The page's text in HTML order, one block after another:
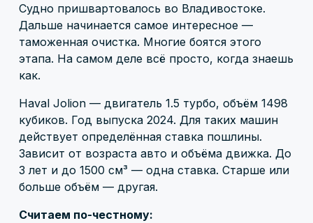
Судно пришвартовалось во Владивостоке.
Дальше начинается самое интересное —
таможенная очистка. Многие боятся этого
этапа. На самом деле всё просто, когда знаешь
как.
Haval Jolion — двигатель 1.5 турбо, объём 1498
кубиков. Год выпуска 2024. Для таких машин
действует определённая ставка пошлины.
Зависит от возраста авто и объёма движка. До
3 лет и до 1500 см³ — одна ставка. Старше или
больше объём — другая.
Считаем по-честному: